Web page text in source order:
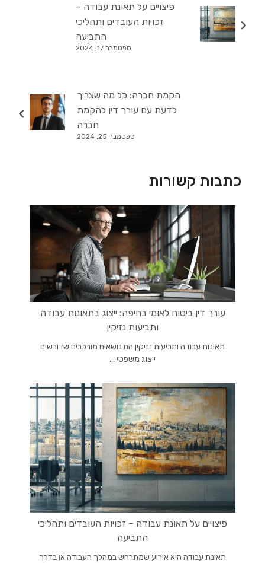
פיצויים על תאונת עבודה –
זכויות העובדים ותהליכי
התביעה
ספטמבר 17, 2024
הקמת חברה: כל מה שצריך
לדעת עם עורך דין להקמת
חברה
ספטמבר 25, 2024
כתבות קשורות
עורך דין ביטוח לאומי בחיפה: ייצוג בתאונות עבודה
ותביעות נזיקין
תאונות עבודה ותביעות נזיקין הם נושאים מורכבים שדורשים
ייצוג משפטי ...
פיצויים על תאונת עבודה – זכויות העובדים ותהליכי
התביעה
תאונת עבודה היא אירוע שמתרחש במהלך העבודה או בדרך